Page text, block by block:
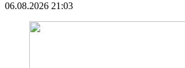
06.08.2026 21:03